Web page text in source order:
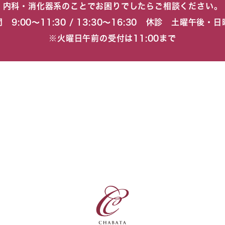
内科・消化器系のことでお困りでしたらご相談ください。
9:00〜11:30 / 13:30〜16:30 休診 土曜午後・日
※火曜日午前の受付は11:00まで